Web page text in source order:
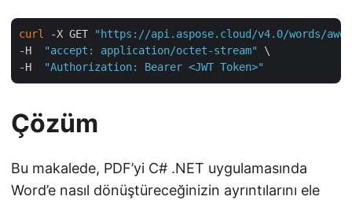
curl -X GET
"https://api.aspose.cloud/v4.0/words/
-H
"accept: application/octet-stream"
\
-H
"Authorization: Bearer <JWT Token>"
Çözüm
Bu makalede, PDF’yi C# .NET uygulamasında
Word’e nasıl dönüştüreceğinizin ayrıntılarını ele